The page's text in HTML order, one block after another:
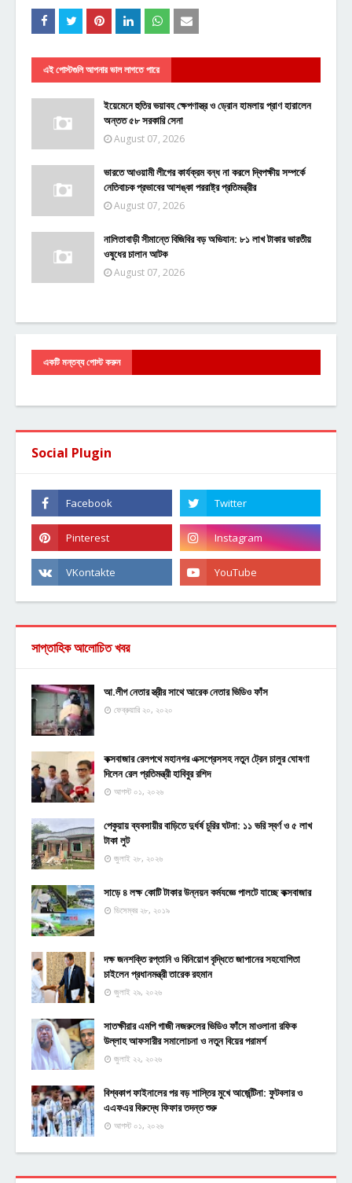
এই পোস্টগুলি আপনার ভাল লাগতে পারে
ইয়েমেনে হুতির ভয়াবহ ক্ষেপণাস্ত্র ও ড্রোন হামলায় প্রাণ হারালেন
অন্তত ৫৮ সরকারি সেনা
August 07, 2026
ভারতে আওয়ামী লীগের কার্যক্রম বন্ধ না করলে দ্বিপক্ষীয় সম্পর্কে
নেতিবাচক প্রভাবের আশঙ্কা পররাষ্ট্র প্রতিমন্ত্রীর
August 07, 2026
নালিতাবাড়ী সীমান্তে বিজিবির বড় অভিযান: ৮১ লাখ টাকার ভারতীয়
ওষুধের চালান আটক
August 07, 2026
একটি মন্তব্য পোস্ট করুন
Social Plugin
সাপ্তাহিক আলোচিত খবর
আ.লীগ নেতার স্ত্রীর সাথে আরেক নেতার ভিডিও ফাঁস
ফেব্রুয়ারি ২০, ২০২০
কক্সবাজার রেলপথে মহানগর এক্সপ্রেসসহ নতুন ট্রেন চালুর ঘোষণা
দিলেন রেল প্রতিমন্ত্রী হাবিবুর রশিদ
আগস্ট ০১, ২০২৬
পেকুয়ায় ব্যবসায়ীর বাড়িতে দুর্ধর্ষ চুরির ঘটনা: ১১ ভরি স্বর্ণ ও ৫ লাখ
টাকা লুট
জুলাই ২৮, ২০২৬
সাড়ে ৪ লক্ষ কোটি টাকার উন্নয়ন কর্মযজ্ঞে পালটে যাচ্ছে কক্সবাজার
ডিসেম্বর ২৮, ২০১৯
দক্ষ জনশক্তি রপ্তানি ও বিনিয়োগ বৃদ্ধিতে জাপানের সহযোগিতা
চাইলেন প্রধানমন্ত্রী তারেক রহমান
জুলাই ২৯, ২০২৬
সাতক্ষীরার এমপি গাজী নজরুলের ভিডিও ফাঁসে মাওলানা রফিক
উল্লাহ আফসারীর সমালোচনা ও নতুন বিয়ের পরামর্শ
জুলাই ২২, ২০২৬
বিশ্বকাপ ফাইনালের পর বড় শাস্তির মুখে আর্জেন্টিনা: ফুটবলার ও
এএফএর বিরুদ্ধে ফিফার তদন্ত শুরু
আগস্ট ০১, ২০২৬